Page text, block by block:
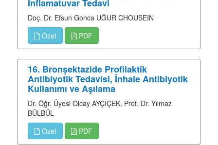
İnflamatuvar Tedavi
Doç. Dr. Efsun Gonca UĞUR CHOUSEIN
Özet
PDF
16. Bronşektazide Profilaktik
Antibiyotik Tedavisi, İnhale Antibiyotik
Kullanımı ve Aşılama
Dr. Öğr. Üyesi Olcay AYÇİÇEK, Prof. Dr. Yılmaz
BÜLBÜL
Özet
PDF